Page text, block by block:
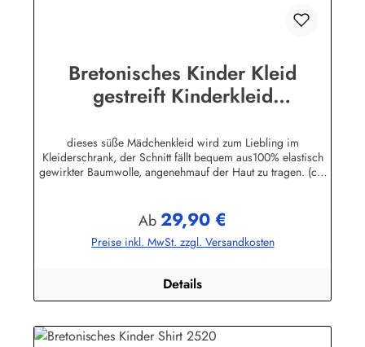
Bretonisches Kinder Kleid
gestreift Kinderkleid
dieses süße Mädchenkleid wird zum Liebling im
Kleiderschrank, der Schnitt fällt bequem aus100% elastisch
gewirkter Baumwolle, angenehmauf der Haut zu tragen. (ca.
bekleidung.de
Regulärer Preis:
Ab29,90 €
Preise inkl. MwSt. zzgl. Versandkosten
Details